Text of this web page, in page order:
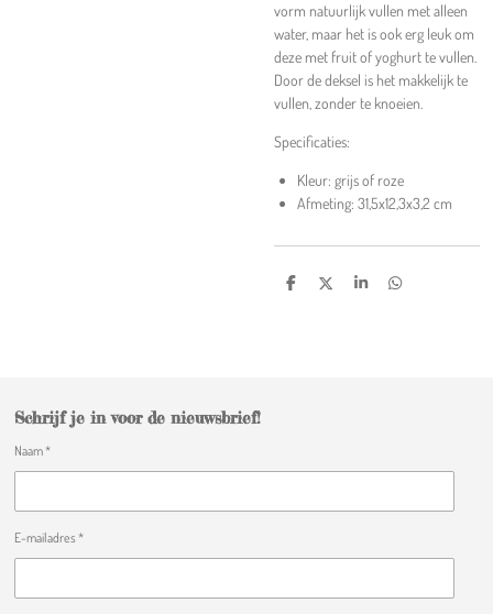
vorm natuurlijk vullen met alleen
water, maar het is ook erg leuk om
deze met fruit of yoghurt te vullen.
Door de deksel is het makkelijk te
vullen, zonder te knoeien.
Specificaties:
Kleur: grijs of roze
Afmeting: 31,5x12,3x3,2 cm
D
D
S
D
Schrijf je in voor de nieuwsbrief!
Naam *
E-mailadres *